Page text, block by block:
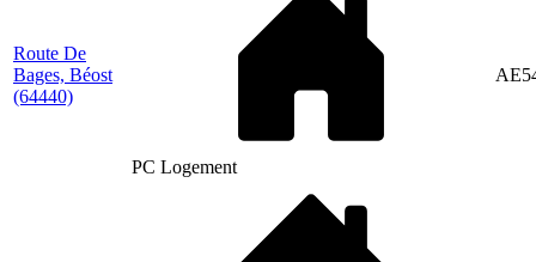
Route De
Bages, Béost
(64440)
PC Logement